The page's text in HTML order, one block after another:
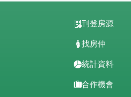
刊登房源
找房仲
統計資料
合作機會